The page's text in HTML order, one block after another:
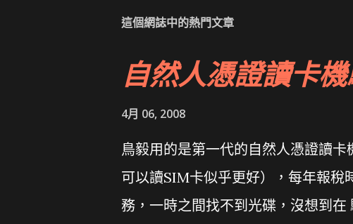
這個網誌中的熱門文章
自然人憑證讀卡
4月 06, 2008
鳥毅用的是第一代的自然人憑證讀
可以讀SIM卡似乎更好），每年報稅
務，一時之間找不到光碟，沒想到